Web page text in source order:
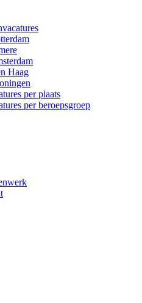
Haag
per plaats
per beroepsgroep